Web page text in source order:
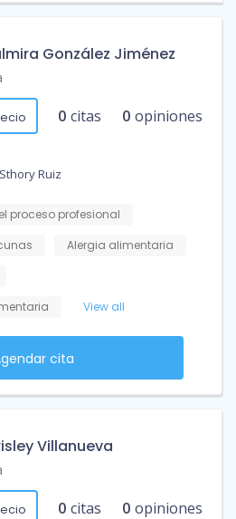
González Jiménez
0 citas 0 opiniones
Ruiz
proceso profesional
Alergia alimentaria
View all
cita
Villanueva
0 citas 0 opiniones